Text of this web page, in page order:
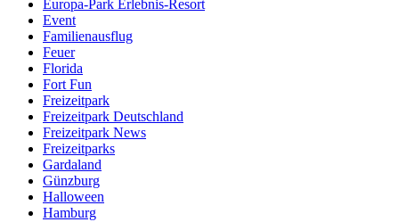
Europa-Park Erlebnis-Resort
Event
Familienausflug
Feuer
Florida
Fort Fun
Freizeitpark
Freizeitpark Deutschland
Freizeitpark News
Freizeitparks
Gardaland
Günzburg
Halloween
Hamburg